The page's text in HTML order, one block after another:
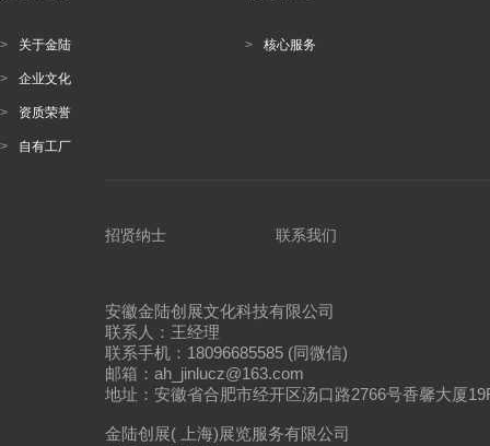
> 关于金陆
> 企业文化
> 资质荣誉
> 自有工厂
> 核心服务
招贤纳士 联系我们
安徽金陆创展文化科技有限公司
联系人：王经理
联系手机：18096685585 (同微信)
邮箱：ah_jinlucz@163.com
地址：安徽省合肥市经开区汤口路2766号香馨大厦
金陆创展( 上海)展览服务有限公司